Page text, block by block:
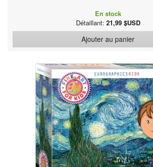
En stock
Détaillant: 21,99 $USD
Ajouter au panier